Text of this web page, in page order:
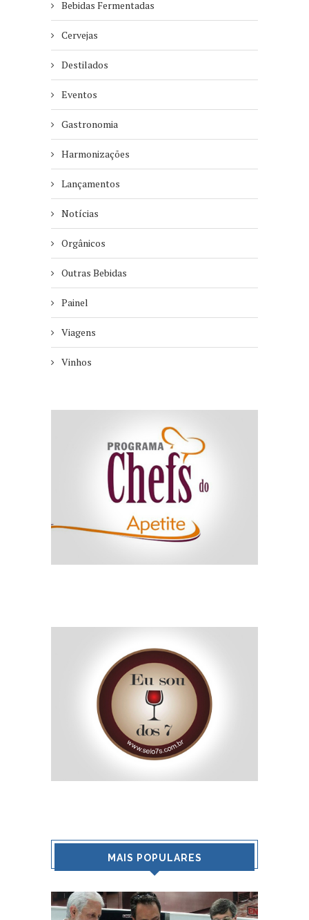
Bebidas Fermentadas
Cervejas
Destilados
Eventos
Gastronomia
Harmonizações
Lançamentos
Notícias
Orgânicos
Outras Bebidas
Painel
Viagens
Vinhos
MAIS POPULARES